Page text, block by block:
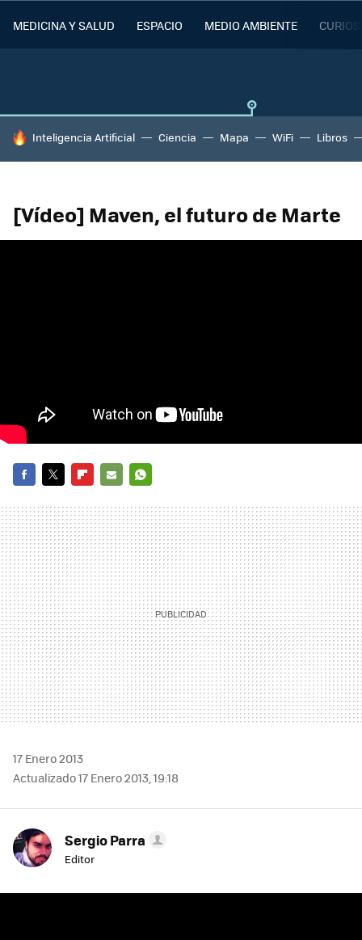
MEDICINA Y SALUD ESPACIO MEDIO AMBIENTE
HOY SE HABLA DE
Inteligencia Artificial Ciencia Mapa WiFi Libros
[Vídeo] Maven, el futuro de Marte
MAIL
17 Enero 2013
Actualizado 17 Enero 2013, 19:18
Sergio Parra
Editor